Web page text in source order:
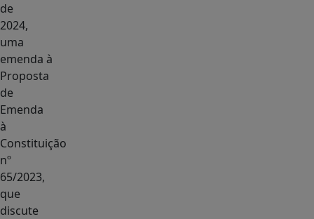
de
2024,
uma
emenda à
Proposta
de
Emenda
à
Constituição
nº
65/2023,
que
discute